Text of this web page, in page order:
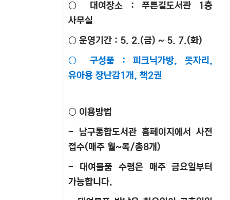
○ 대여장소 :푸른길도서관 1층
사무실
○ 운영기간 : 5. 2.(금) ~ 5. 7.(화)
○ 구성품 : 피크닉가방, 돗자리,
유아용 장난감1개, 책2권
○ 이용방법
- 남구통합도서관 홈페이지에서 사전
접수(매주 월~목/총8개)
- 대여물품 수령은 매주 금요일부터
가능합니다.